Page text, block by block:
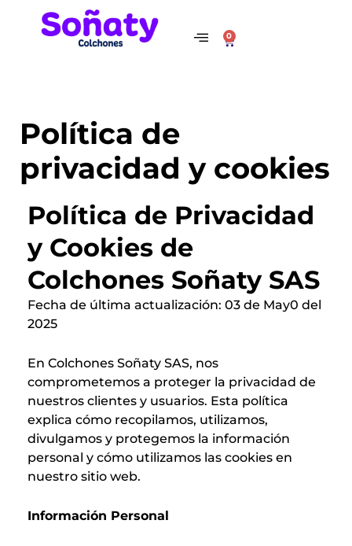
0
Cart
Política de
privacidad y cookies
Política de Privacidad
y Cookies de
Colchones Soñaty SAS
Fecha de última actualización: 03 de May0 del
2025
En Colchones Soñaty SAS, nos
comprometemos a proteger la privacidad de
nuestros clientes y usuarios. Esta política
explica cómo recopilamos, utilizamos,
divulgamos y protegemos la información
personal y cómo utilizamos las cookies en
nuestro sitio web.
Información Personal